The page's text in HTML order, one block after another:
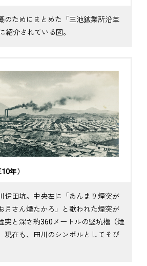
のためにまとめた「三池鉱業所沿革
紹介されている図。
年）
伊田坑。中央左に「あんまり煙突が
月さん煙たかろ」と歌われた煙突が
突と深さ約360メートルの竪坑櫓（煙
現在も、田川のシンボルとしてそび